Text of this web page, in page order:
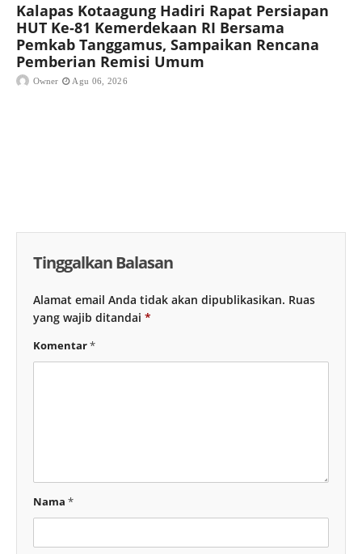
Kalapas Kotaagung Hadiri Rapat Persiapan
HUT Ke-81 Kemerdekaan RI Bersama
Pemkab Tanggamus, Sampaikan Rencana
Pemberian Remisi Umum
Owner Agu 06, 2026
Tinggalkan Balasan
Alamat email Anda tidak akan dipublikasikan. Ruas
yang wajib ditandai *
Komentar*
Nama *